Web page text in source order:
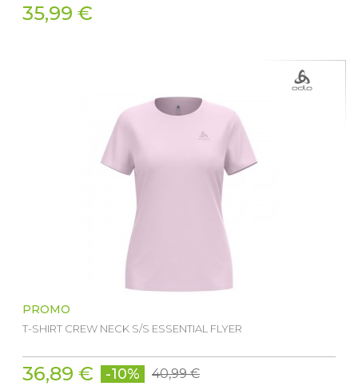
35,99 €
PROMO
T-SHIRT CREW NECK S/S ESSENTIAL FLYER
36,89 € -10% 40,99 €